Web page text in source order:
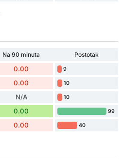
Na 90 minuta
Postotak
0.00 9
0.00 10
N/A 10
0.00 99
0.00 40